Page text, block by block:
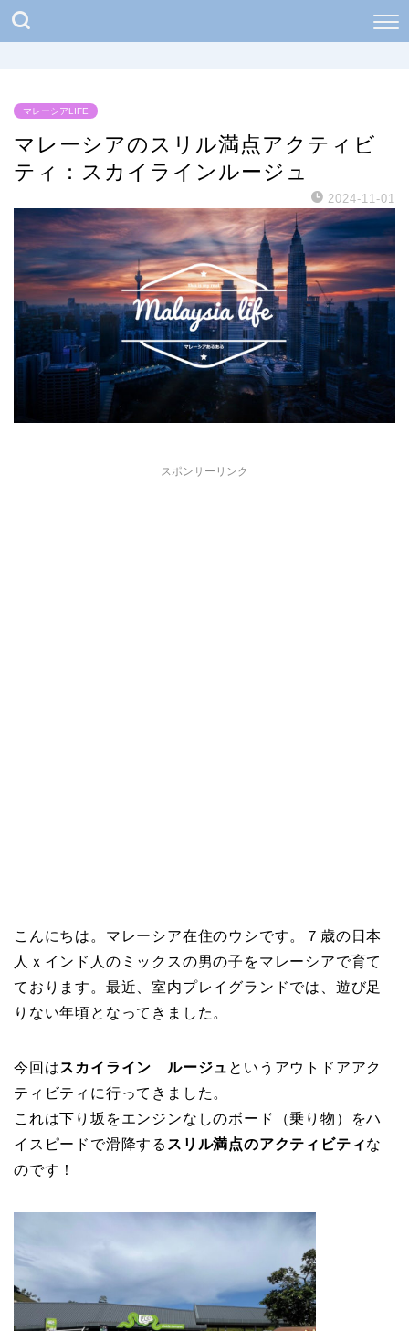
マレーシアLIFE
マレーシアのスリル満点アクティビ
ティ：スカイラインルージュ
2024-11-01
スポンサーリンク
こんにちは。マレーシア在住のウシです。７歳の日本
人ｘインド人のミックスの男の子をマレーシアで育て
ております。最近、室内プレイグランドでは、遊び足
りない年頃となってきました。
今回はスカイライン ルージュ というアウトドアアク
ティビティに行ってきました。
これは下り坂をエンジンなしのボード（乗り物）をハ
イスピードで滑降する スリル満点のアクティビティな
のです！